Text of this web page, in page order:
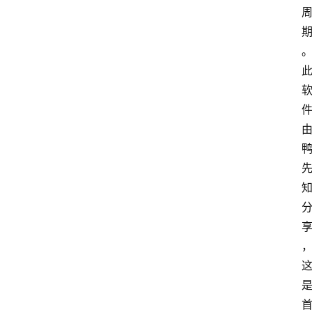
周
期
。
此
软
件
由
鸭
先
知
分
享
，
这
是
首